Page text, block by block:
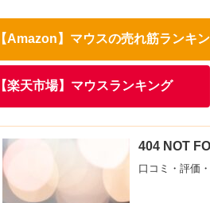
【Amazon】マウスの売れ筋ランキ
【楽天市場】マウスランキング
404 NOT
口コミ・評価